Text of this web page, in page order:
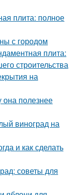
плита: полное
с городом
плита:
строительства
на
полезнее
виноград на
и как сделать
советы для